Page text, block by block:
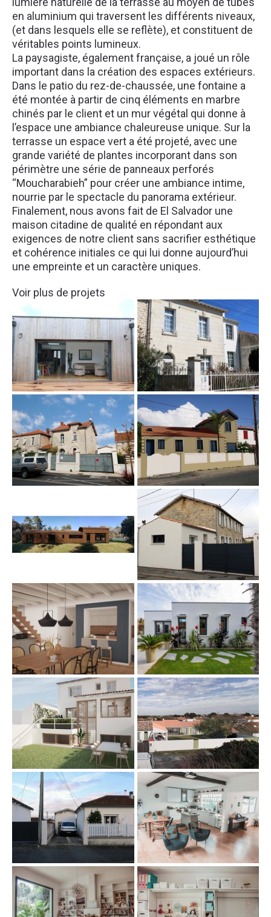
en aluminium qui traversent les différents niveaux,
(et dans lesquels elle se reflète), et constituent de
véritables points lumineux.
La paysagiste, également française, a joué un rôle
important dans la création des espaces extérieurs.
Dans le patio du rez-de-chaussée, une fontaine a
été montée à partir de cinq éléments en marbre
chinés par le client et un mur végétal qui donne à
l’espace une ambiance chaleureuse unique. Sur la
terrasse un espace vert a été projeté, avec une
grande variété de plantes incorporant dans son
périmètre une série de panneaux perforés
“Moucharabieh” pour créer une ambiance intime,
nourrie par le spectacle du panorama extérieur.
Finalement, nous avons fait de El Salvador une
maison citadine de qualité en répondant aux
exigences de notre client sans sacrifier esthétique
et cohérence initiales ce qui lui donne aujourd’hui
une empreinte et un caractère uniques.
Voir plus de projets